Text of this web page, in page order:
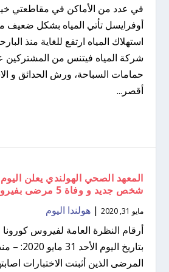
في عدد من الأماكن في مقاطعتي
أوفرايسل تأتي المياه بشكل ضعيف
استهلاك المياه ارتفع للغاية منذ
شركة المياه فيتنس من المشتركين
حمامات السباحة، ورش الحدائق و
أقصر...
شخص جديد و وفاة 5 مرضى بفيروس كورونا
مايو 31, 2020 |هولندا اليوم
أرقام النظرة العامة لفيروس كورونا
بتاريخ
المرضى الذين أثبتت الاختبارات